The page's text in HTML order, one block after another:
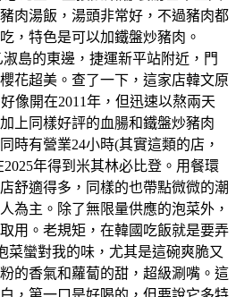
肉湯飯，湯頭非常好，不過豬肉都
，特色是可以加鐵盤炒豬肉。
島的東邊，捷運新平站附近，門
花超美。查了一下，這家店韓文原
像開在2011年，但迅速以熬兩天
上同樣好評的血腸和鐵盤炒豬肉
時有營業24小時(其實這類的店，
年得到米其林必比登。用餐環
舒適得多，同樣的也帶點微微的潮
為主。除了無限量供應的泡菜外，
用。老規矩，在韓國吃飯就是要弄
菜蠻對我的味，尤其是這碗爽脆又
的香氣和蘿蔔的甜，超級涮嘴。這